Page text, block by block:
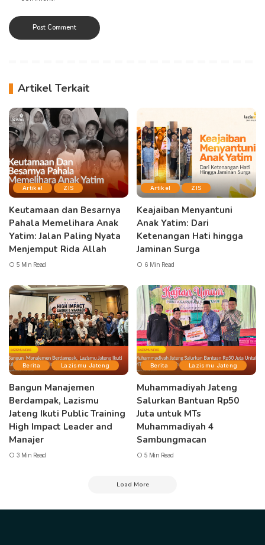
Artikel Terkait
Artikel ZIS
Keutamaan dan Besarnya
Pahala Memelihara Anak
Yatim: Jalan Paling Nyata
Menjemput Rida Allah
5 Min Read
Artikel ZIS
Keajaiban Menyantuni
Anak Yatim: Dari
Ketenangan Hati hingga
Jaminan Surga
6 Min Read
Berita Lazismu Jateng
Bangun Manajemen
Berdampak, Lazismu
Jateng Ikuti Public Training
High Impact Leader and
Manajer
3 Min Read
Berita Lazismu Jateng
Muhammadiyah Jateng
Salurkan Bantuan Rp50
Juta untuk MTs
Muhammadiyah 4
Sambungmacan
5 Min Read
Load More